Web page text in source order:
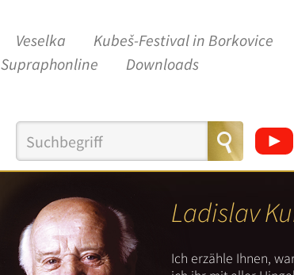
Veselka
Kubeš-Festival in Borkovice
Supraphonline Downloads
Ladislav
Ich erzähle Ihnen,